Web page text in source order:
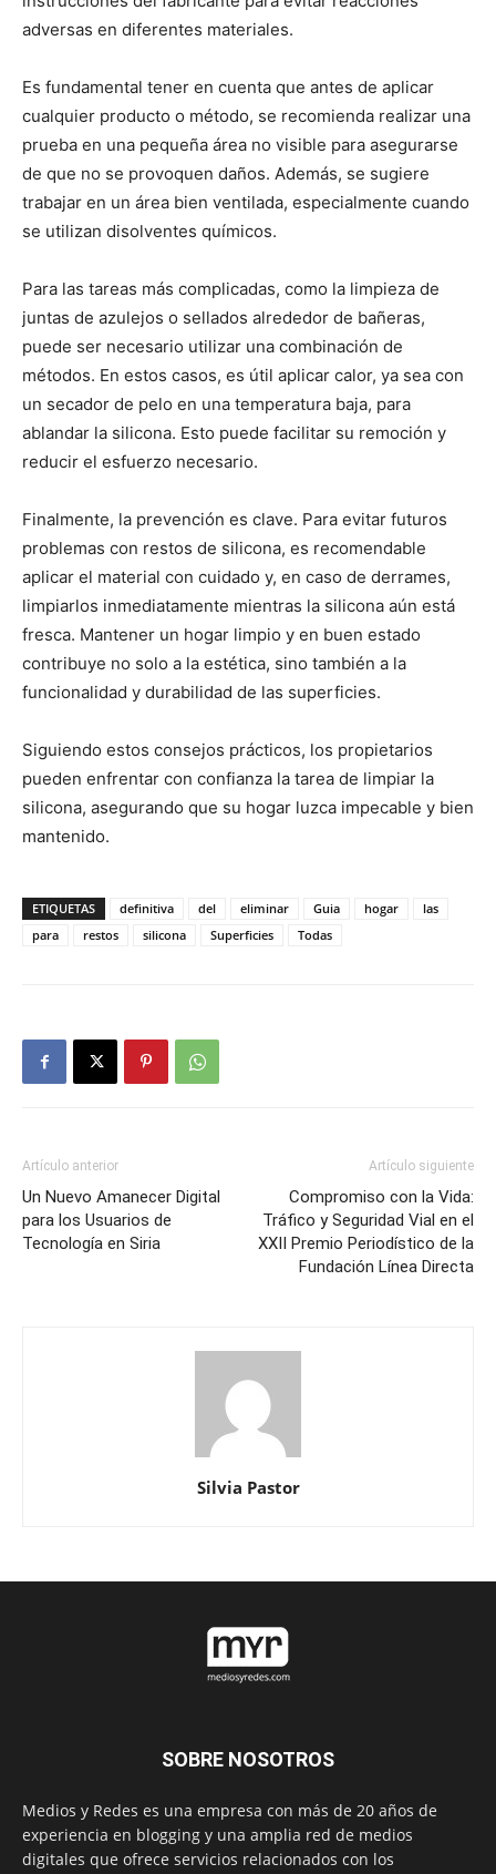
adversas en diferentes materiales.
Es fundamental tener en cuenta que antes de aplicar
cualquier producto o método, se recomienda realizar una
prueba en una pequeña área no visible para asegurarse
de que no se provoquen daños. Además, se sugiere
trabajar en un área bien ventilada, especialmente cuando
se utilizan disolventes químicos.
Para las tareas más complicadas, como la limpieza de
juntas de azulejos o sellados alrededor de bañeras,
puede ser necesario utilizar una combinación de
métodos. En estos casos, es útil aplicar calor, ya sea con
un secador de pelo en una temperatura baja, para
ablandar la silicona. Esto puede facilitar su remoción y
reducir el esfuerzo necesario.
Finalmente, la prevención es clave. Para evitar futuros
problemas con restos de silicona, es recomendable
aplicar el material con cuidado y, en caso de derrames,
limpiarlos inmediatamente mientras la silicona aún está
fresca. Mantener un hogar limpio y en buen estado
contribuye no solo a la estética, sino también a la
funcionalidad y durabilidad de las superficies.
Siguiendo estos consejos prácticos, los propietarios
pueden enfrentar con confianza la tarea de limpiar la
silicona, asegurando que su hogar luzca impecable y bien
mantenido.
ETIQUETAS definitiva del eliminar Guia hogar
las
para
restos silicona Superficies Todas
Artículo anterior
Un Nuevo Amanecer Digital
para los Usuarios de
Tecnología en Siria
Artículo siguiente
Compromiso con la Vida:
Tráfico y Seguridad Vial en el
XXII Premio Periodístico de la
Fundación Línea Directa
Silvia Pastor
SOBRE NOSOTROS
Medios y Redes es una empresa con más de 20 años de
experiencia en blogging y una amplia red de medios
digitales que ofrece servicios relacionados con los